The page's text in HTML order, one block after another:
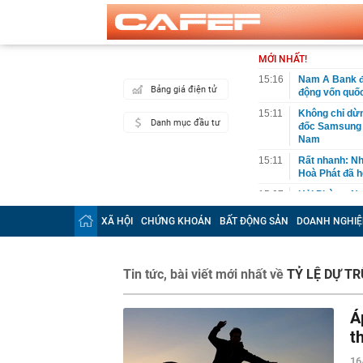
Bảng giá điện tử
Danh mục đầu tư
MỚI NHẤT!
15:16
Nam A Bank
động vốn
15:11
Không chỉ
đốc
Nam
15:11
Rất nhanh:
Hoà Phát đã
15:07
Hải Phòng:
giao dịch và
Google khai
Chiều ngày
DOJI, Phú
Khói vẫn
kiến hàng
XÃ HỘI CHỨNG KHOÁN BẤT ĐỘNG SẢN DOANH
Tin tức, bài viết mới nhất về TỶ LỆ DỰ